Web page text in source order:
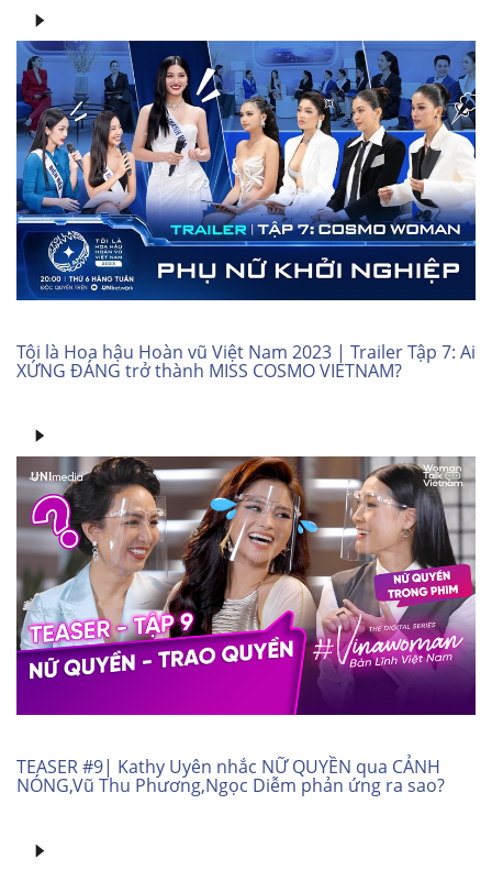
Tôi là Hoa hậu Hoàn vũ Việt Nam 2023 | Trailer Tập 7: Ai
XỨNG ĐÁNG trở thành MISS COSMO VIETNAM?
TEASER #9| Kathy Uyên nhắc NỮ QUYỀN qua CẢNH
NÓNG,Vũ Thu Phương,Ngọc Diễm phản ứng ra sao?